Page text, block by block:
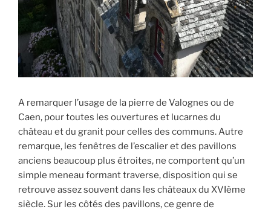
A remarquer l’usage de la pierre de Valognes ou de
Caen, pour toutes les ouvertures et lucarnes du
château et du granit pour celles des communs. Autre
remarque, les fenêtres de l’escalier et des pavillons
anciens beaucoup plus étroites, ne comportent qu’un
simple meneau formant traverse, disposition qui se
retrouve assez souvent dans les châteaux du XVIème
siècle. Sur les côtés des pavillons, ce genre de